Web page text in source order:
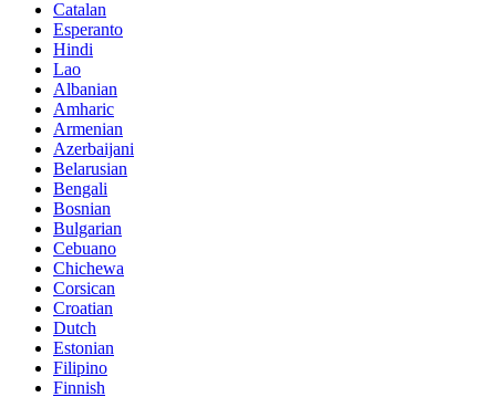
Catalan
Esperanto
Hindi
Lao
Albanian
Amharic
Armenian
Azerbaijani
Belarusian
Bengali
Bosnian
Bulgarian
Cebuano
Chichewa
Corsican
Croatian
Dutch
Estonian
Filipino
Finnish